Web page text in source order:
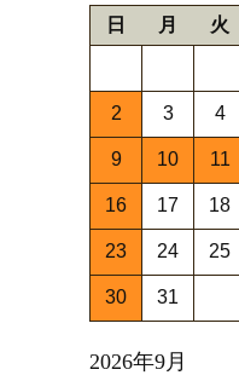
日 月 火
2 3 4
9 10 11
16 17 18
23 24 25
30 31
2026年9月